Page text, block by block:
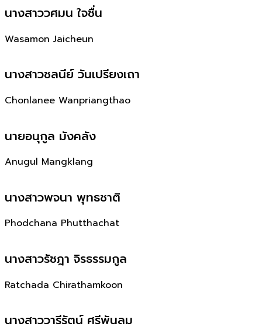
นางสาววศมน ใจชื่น
Wasamon Jaicheun
นางสาวชลนีย์ วันเปรียงเถา
Chonlanee Wanpriangthao
นายอนุกูล มังคลัง
Anugul Mangklang
นางสาวพจนา พุทธชาติ
Phodchana Phutthachat
นางสาวรัชฎา จิรธรรมกูล
Ratchada Chirathamkoon
นางสาววารีรัตน์ ศรีพันลม